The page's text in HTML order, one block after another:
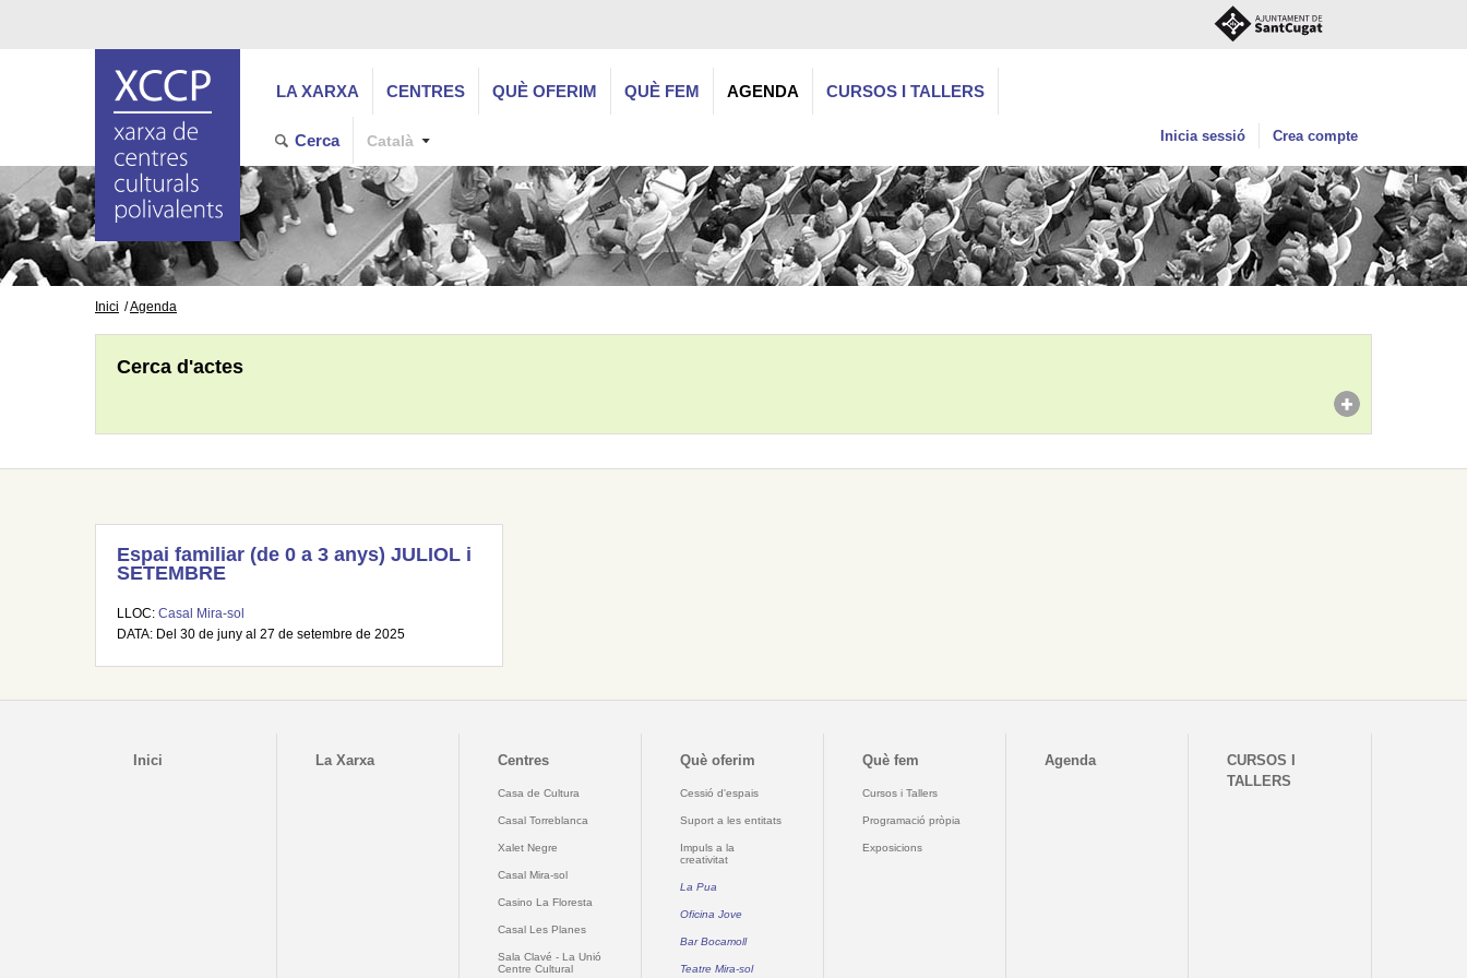
LA XARXA CENTRES QUÈ OFERIM QUÈ FEM AGENDA CURSOS I TALLERS
Cerca Català Inicia sessió Crea compte
Inici Agenda
Cerca d'actes
Espai familiar (de 0 a 3 anys) JULIOL i
SETEMBRE
LLOC: Casal Mira-sol
DATA: Del 30 de juny al 27 de setembre de 2025
Inici La Xarxa Centres
Casa de Cultura
Casal Torreblanca
Xalet Negre
Casal Mira-sol
Casino La Floresta
Casal Les Planes
Sala Clavé - La Unió
Centre Cultural
Què oferim
Cessió d'espais
Suport a les entitats
Impuls a la
creativitat
La Pua
Oficina Jove
Bar Bocamoll
Teatre Mira-sol
Què fem
Cursos i Tallers
Programació pròpia
Exposicions
Agenda
CURSOS I
TALLERS